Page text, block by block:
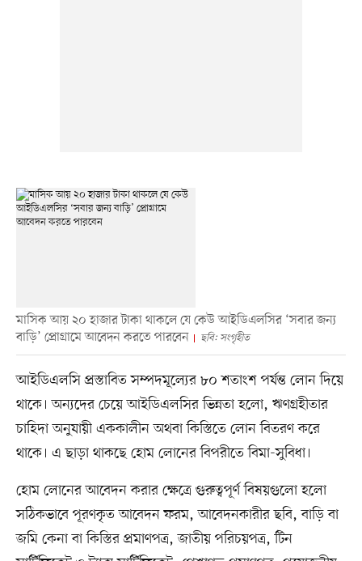
মাসিক আয় ২০ হাজার টাকা থাকলে যে কেউ আইডিএলসির ‘সবার জন্য
বাড়ি’ প্রোগ্রামে আবেদন করতে পারবেন
ছবি: সংগৃহীত
আইডিএলসি প্রস্তাবিত সম্পদমূল্যের ৮০ শতাংশ পর্যন্ত লোন দিয়ে
থাকে। অন্যদের চেয়ে আইডিএলসির ভিন্নতা হলো, ঋণগ্রহীতার
চাহিদা অনুযায়ী এককালীন অথবা কিস্তিতে লোন বিতরণ করে
থাকে। এ ছাড়া থাকছে হোম লোনের বিপরীতে বিমা-সুবিধা।
হোম লোনের আবেদন করার ক্ষেত্রে গুরুত্বপূর্ণ বিষয়গুলো হলো
সঠিকভাবে পূরণকৃত আবেদন ফরম, আবেদনকারীর ছবি, বাড়ি বা
জমি কেনা বা কিস্তির প্রমাণপত্র, জাতীয় পরিচয়পত্র, টিন